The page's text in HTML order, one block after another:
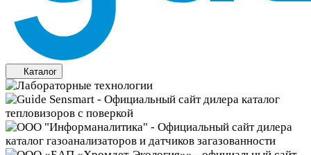
Каталог